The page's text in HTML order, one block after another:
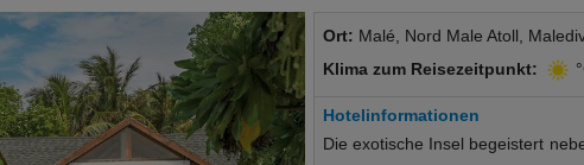
Ort: Malé, Nord Male Atoll,
Klima zum Reisezeitpunkt:
Hotelinformationen
Die exotische Insel begeistert